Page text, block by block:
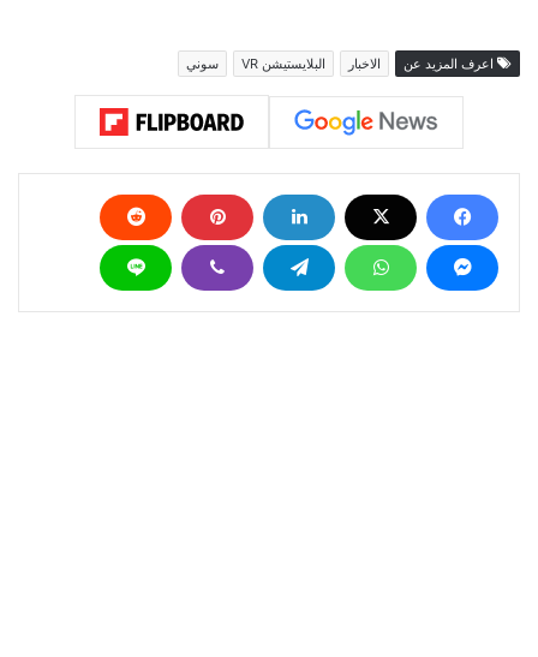
اعرف المزيد عن الاخبار البلايستيشن VR سوني